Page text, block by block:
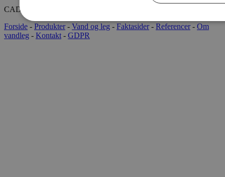
CADOAQUA® 2022 Alle rettigheder forbeholdes.
Forside - Produkter- Vand og leg - Faktasider- Referencer- Om
vandleg - Kontakt - GDPR